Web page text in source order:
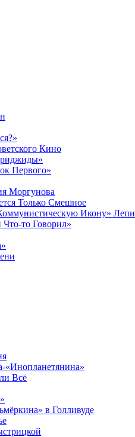
Кино
Первого»
Моргунова
Только Смешное
Икону»
то Говорил»
«Инопланетянина»
Всё
в Голливуде